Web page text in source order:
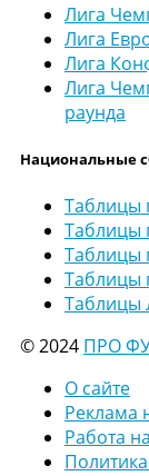
Лига
Лига
Лига
Лига
раунда
Национальные
Таблицы
Таблицы
Таблицы
Таблицы
Таблицы
© 2024 ПРО
О сайте
Реклама
Работа